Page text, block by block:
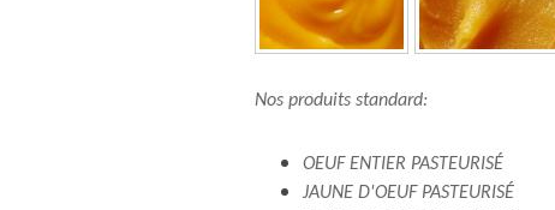
Nos produits standard:
OEUF ENTIER PASTEURISÉ
JAUNE D'OEUF PASTEURISÉ